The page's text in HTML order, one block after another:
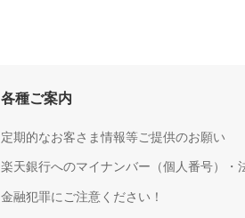
各種ご案内
定期的なお客さま情報等ご提供のお願い
楽天銀行へのマイナンバー（個人番号）・
金融犯罪にご注意ください！